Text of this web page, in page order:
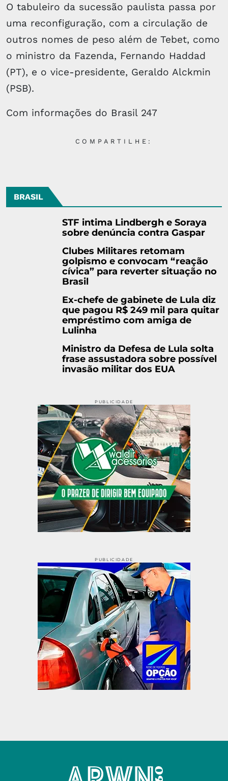
O tabuleiro da sucessão paulista passa por
uma reconfiguração, com a circulação de
outros nomes de peso além de Tebet, como
o ministro da Fazenda, Fernando Haddad
(PT), e o vice-presidente, Geraldo Alckmin
(PSB).
Com informações do Brasil 247
COMPARTILHE:
BRASIL
STF intima Lindbergh e Soraya
sobre denúncia contra Gaspar
Clubes Militares retomam
golpismo e convocam “reação
cívica” para reverter situação no
Brasil
Ex-chefe de gabinete de Lula diz
que pagou R$ 249 mil para quitar
empréstimo com amiga de
Lulinha
Ministro da Defesa de Lula solta
frase assustadora sobre possível
invasão militar dos EUA
PUBLICIDADE
PUBLICIDADE